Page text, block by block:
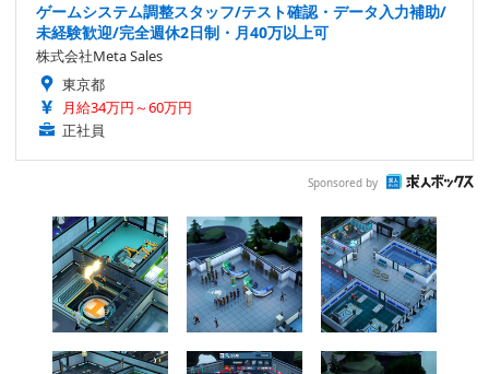
ゲームシステム調整スタッフ/テスト確認・データ入力補助/
未経験歓迎/完全週休2日制・月40万以上可
株式会社Meta Sales
東京都
月給34万円～60万円
正社員
Sponsored by